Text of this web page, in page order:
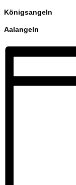
Königsangeln
Aalangeln